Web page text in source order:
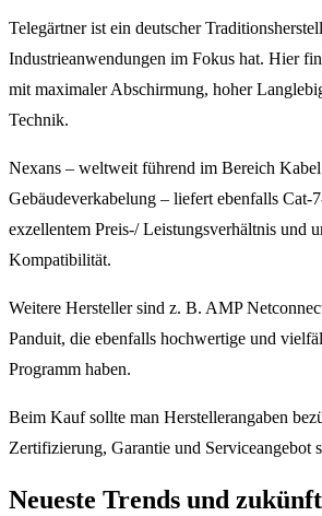
Telegärtner ist ein deutscher
Industrieanwendungen im Fokus hat. Hier
mit maximaler Abschirmung, hoher
Technik.
Nexans – weltweit führend im Bereich
Gebäudeverkabelung – liefert ebenfalls Cat-
exzellentem Preis-/ Leistungsverhältnis und
Kompatibilität.
Weitere Hersteller sind z. B. AMP
Panduit, die ebenfalls hochwertige und
Programm haben.
Beim Kauf sollte man Herstellerangaben
Zertifizierung, Garantie und Serviceangebot
Neueste Trends und